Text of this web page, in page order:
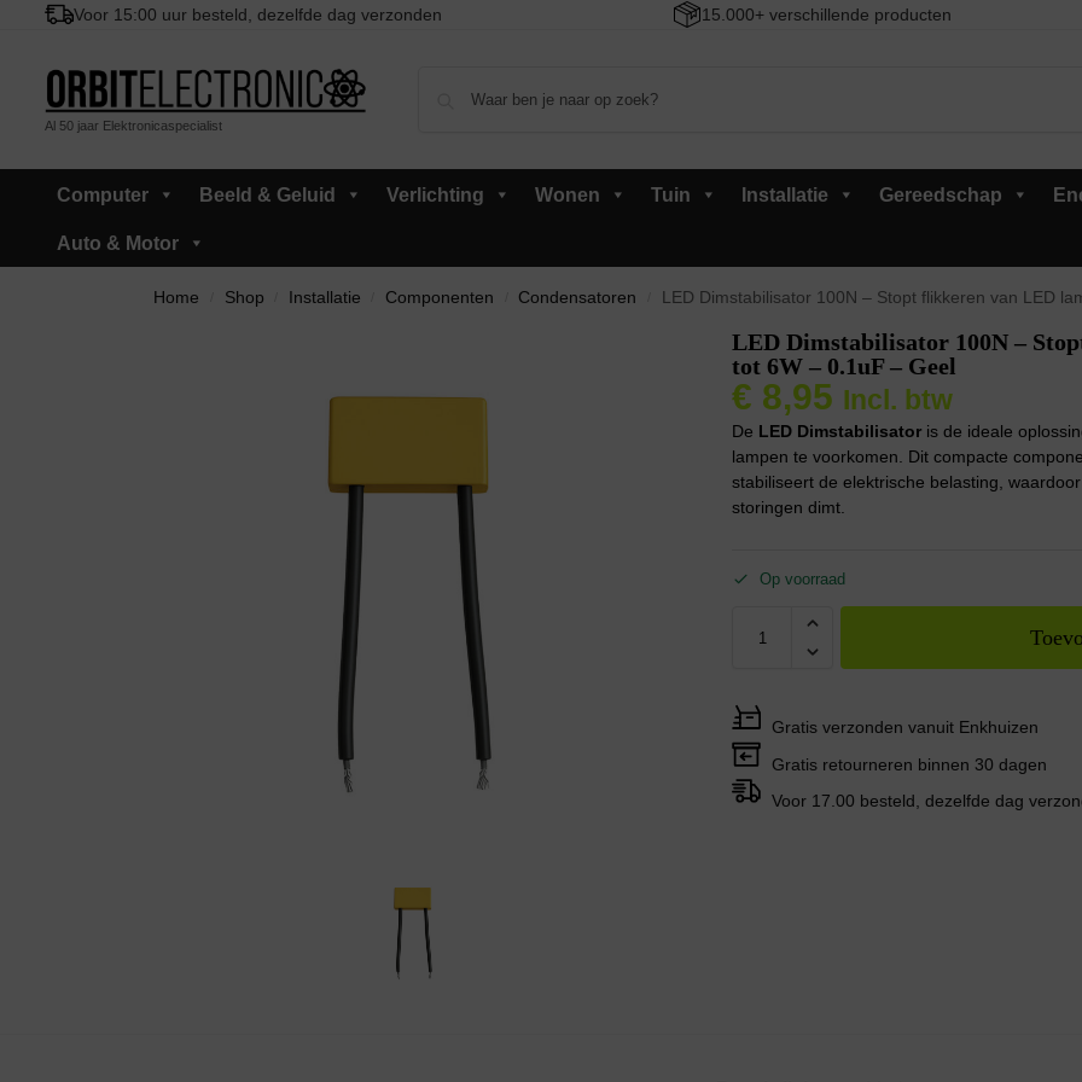
Voor 15:00 uur besteld, dezelfde dag verzonden 15.000+ verschillende producten
Al 50 jaar Elektronicaspecialist
Computer Beeld & Geluid Verlichting Wonen Tuin Installatie Gereedschap
Auto & Motor
Home Shop Installatie Componenten Condensatoren LED Dimstabilisator 100N – Stopt flikkeren van LED
LED Dimstabilisator 100N –
tot 6W – 0.1uF – Geel
€ 8,95 Incl. btw
De LED Dimstabilisator is de ideale
lampen te voorkomen. Dit compacte
stabiliseert de elektrische belasting,
storingen dimt.
Op voorraad
Gratis verzonden vanuit Enkhuizen
Gratis retourneren binnen 30 dagen
Voor 17.00 besteld, dezelfde dag